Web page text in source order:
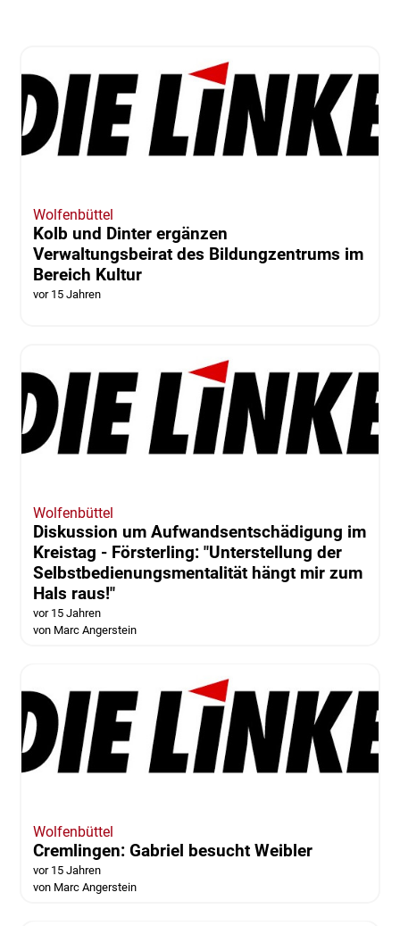
Wolfenbüttel
Kolb und Dinter ergänzen
Verwaltungsbeirat des Bildungzentrums im
Bereich Kultur
vor 15 Jahren
Wolfenbüttel
Diskussion um Aufwandsentschädigung im
Kreistag - Försterling: "Unterstellung der
Selbstbedienungsmentalität hängt mir zum
Hals raus!"
vor 15 Jahren
von Marc Angerstein
Wolfenbüttel
Cremlingen: Gabriel besucht Weibler
vor 15 Jahren
von Marc Angerstein